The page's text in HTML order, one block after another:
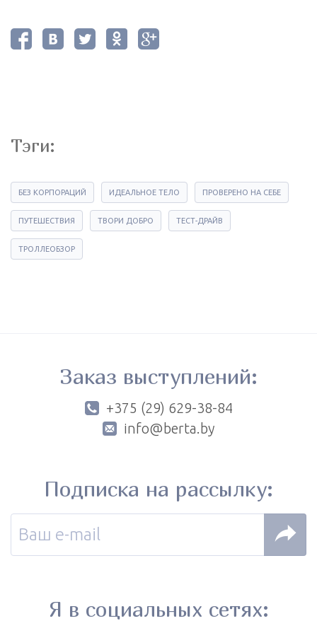
Тэги:
БЕЗ КОРПОРАЦИЙ ИДЕАЛЬНОЕ ТЕЛО ПРОВЕРЕНО НА СЕБЕ
ПУТЕШЕСТВИЯ ТВОРИ ДОБРО ТЕСТ-ДРАЙВ
ТРОЛЛЕОБЗОР
Заказ выступлений:
+375 (29) 629-38-84
info@berta.by
Подписка на рассылку:
Я в социальных сетях: